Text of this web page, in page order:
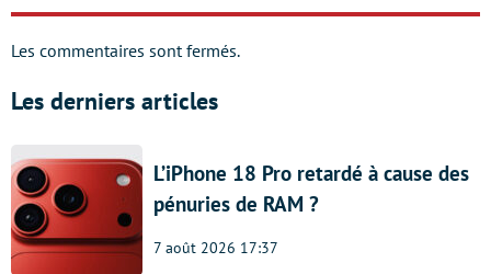
Les commentaires sont fermés.
Les derniers articles
L’iPhone 18 Pro retardé à cause des
pénuries de RAM ?
7 août 2026 17:37